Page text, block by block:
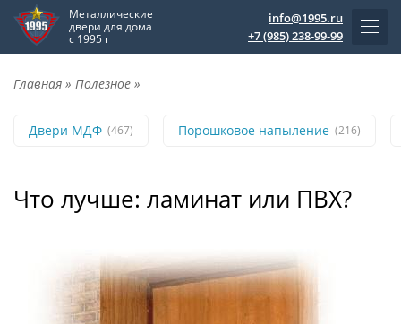
Металлические
двери для дома
с 1995 г
info@1995.ru
+7 (985) 238-99-99
Главная » Полезное »
Двери МДФ (467) Порошковое напыление (216)
Что лучше: ламинат или ПВХ?